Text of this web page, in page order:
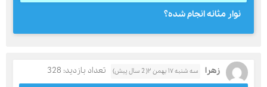
نوار مثانه انجام شده؟
زهرا سه شنبه ۱۷ بهمن ۲( 2 سال پیش)
تعداد بازدید: 328